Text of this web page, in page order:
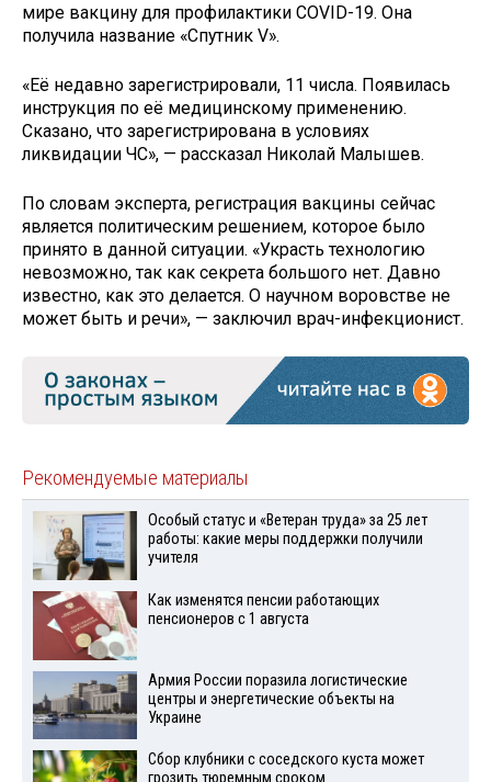
мире вакцину для профилактики COVID-19. Она
получила название «Спутник V».
«Её недавно зарегистрировали, 11 числа. Появилась
инструкция по её медицинскому применению.
Сказано, что зарегистрирована в условиях
ликвидации ЧС», — рассказал Николай Малышев.
По словам эксперта, регистрация вакцины сейчас
является политическим решением, которое было
принято в данной ситуации. «Украсть технологию
невозможно, так как секрета большого нет. Давно
известно, как это делается. О научном воровстве не
может быть и речи», — заключил врач-инфекционист.
Рекомендуемые материалы
Особый статус и «Ветеран труда» за 25 лет
работы: какие меры поддержки получили
учителя
Как изменятся пенсии работающих
пенсионеров с 1 августа
Армия России поразила логистические
центры и энергетические объекты на
Украине
Сбор клубники с соседского куста может